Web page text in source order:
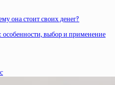
она стоит своих денег?
особенности, выбор и применение